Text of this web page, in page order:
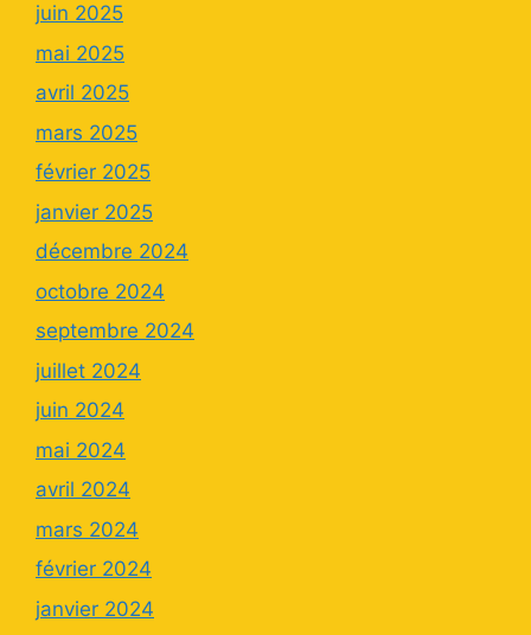
juin 2025
mai 2025
avril 2025
mars 2025
février 2025
janvier 2025
décembre 2024
octobre 2024
septembre 2024
juillet 2024
juin 2024
mai 2024
avril 2024
mars 2024
février 2024
janvier 2024